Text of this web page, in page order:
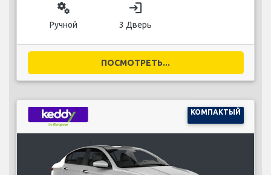
miscellaneous_services
Ручной
login
3 Дверь
ПОСМОТРЕТЬ...
КОМПАКТЫЙ